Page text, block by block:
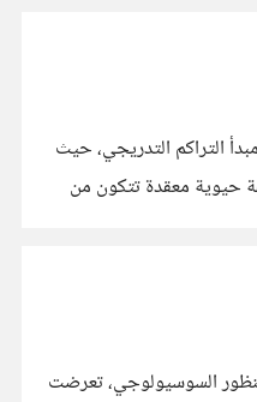
البيولوجي (التعقيد غير القابل للاختزال) تعتمد نظرية التطور على مبدأ التراكم التدريجي، حيث
حيوية معقدة تتكون من
السوسيولوجي، تعرضت